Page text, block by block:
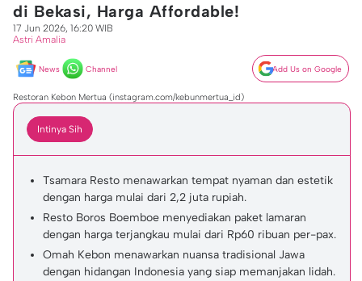
di Bekasi, Harga Affordable!
17 Jun 2026, 16:20 WIB
Astri Amalia
News Channel Add Us on Google
Restoran Kebon Mertua (instagram.com/kebunmertua_id)
Intinya Sih
Tsamara Resto menawarkan tempat nyaman dan estetik
dengan harga mulai dari 2,2 juta rupiah.
Resto Boros Boemboe menyediakan paket lamaran
dengan harga terjangkau mulai dari Rp60 ribuan per-pax.
Omah Kebon menawarkan nuansa tradisional Jawa
dengan hidangan Indonesia yang siap memanjakan lidah.